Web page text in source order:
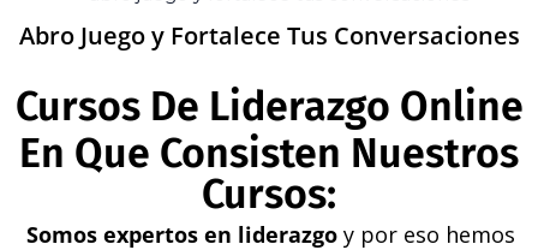
Abro Juego y Fortalece Tus Conversaciones
Cursos De Liderazgo Online
En Que Consisten Nuestros
Cursos:
Somos expertos en liderazgo y por eso hemos